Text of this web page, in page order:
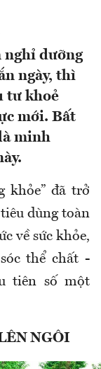
nghỉ dưỡng
ngày, thì
tư khoẻ
mới. Bất
minh
khỏe” đã trở
dùng toàn
về sức khỏe,
thể chất -
tiên số một
NGÔI